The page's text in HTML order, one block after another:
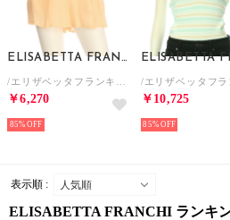
ELISABETTA FRANCHI
￥6,270
85%
￥10,725
85%
表示順 :
ELISABETTA FRANCHI ランキ